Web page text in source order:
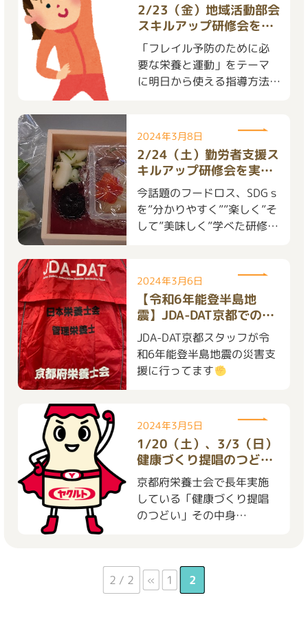
入会のご案内
無料職業紹介
2/23（金）地域活動部会
スキルアップ研修会を実
施しました
「フレイル予防のために必
要な栄養と運動」をテーマ
に明日から使える指導方法
2024年3月8日
2/24（土）勤労者支援ス
キルアップ研修会を実施
しました
今話題のフードロス、SDGｓ
を”分かりやすく””楽しく”そ
して”美味しく”学べた研修会
2024年3月6日
【令和6年能登半島地
震】JDA-DAT京都での活
動を紹介
JDA-DAT京都スタッフが令
和6年能登半島地震の災害支
援に行ってます
2024年3月5日
1/20（土）、3/3（日）
健康づくり提唱のつどい
を実施しました
京都府栄養士会で長年実施
している「健康づくり提唱
のつどい」その中身
2 / 2 « 1 2